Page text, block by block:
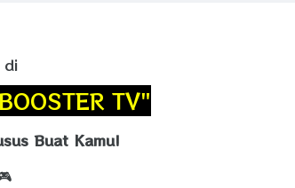
di
TV"
Buat Kamu!